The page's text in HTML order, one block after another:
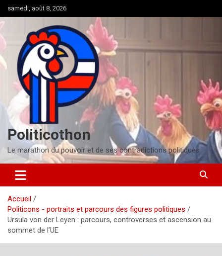
au
contenu
samedi, août 8, 2026
Politicothon
Le marathon du pouvoir et de ses contradictions politiques
Accueil
Politicons - portraits et parcours des figures politiques
Ursula von der Leyen : parcours, controverses et ascension au
sommet de l’UE